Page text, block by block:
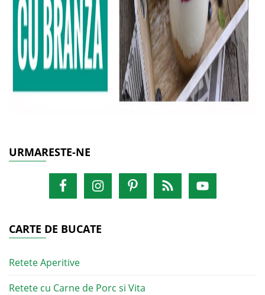
URMARESTE-NE
CARTE DE BUCATE
Retete Aperitive
Retete cu Carne de Porc si Vita